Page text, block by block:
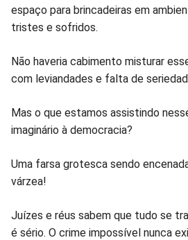
espaço para brincadeiras em
tristes e sofridos.
Não haveria cabimento misturar
com leviandades e falta de
Mas o que estamos assistindo
imaginário à democracia?
Uma farsa grotesca sendo
várzea!
Juízes e réus sabem que tudo se
é sério. O crime impossível nunca